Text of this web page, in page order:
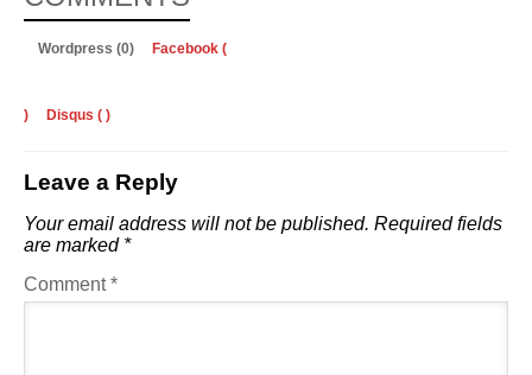
Wordpress (0) Facebook (
) Disqus ( )
Leave a Reply
Your email address will not be published. Required fields
are marked *
Comment*